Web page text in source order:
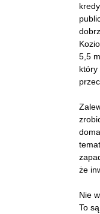
5,5
który
że
Nie
To